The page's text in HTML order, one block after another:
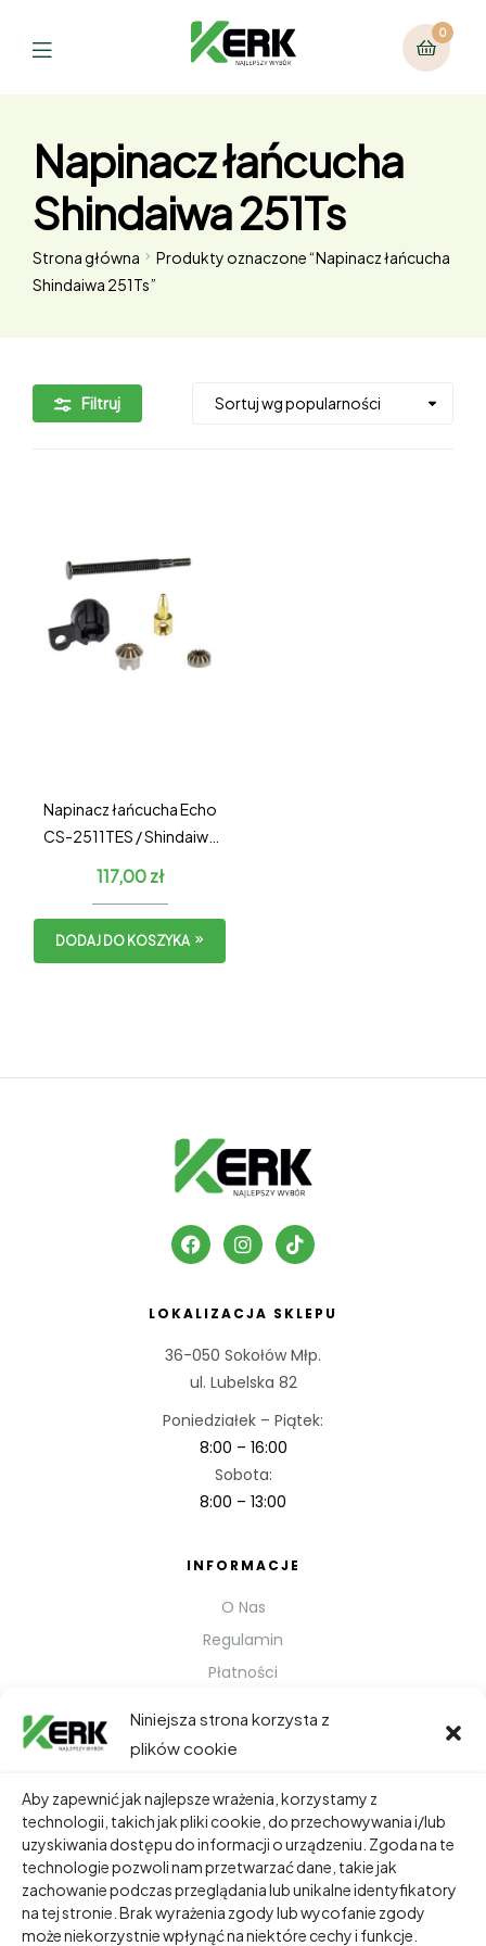
Niniejsza strona korzysta z
plików cookie
Aby zapewnić jak najlepsze wrażenia, korzystamy z
technologii, takich jak pliki cookie, do przechowywania i/lub
uzyskiwania dostępu do informacji o urządzeniu. Zgoda na te
technologie pozwoli nam przetwarzać dane, takie jak
zachowanie podczas przeglądania lub unikalne identyfikatory
na tej stronie. Brak wyrażenia zgody lub wycofanie zgody
może niekorzystnie wpłynąć na niektóre cechy i funkcje.
0
Napinacz łańcucha
Shindaiwa 251Ts
Strona główna
Produkty oznaczone “Napinacz łańcucha
Shindaiwa 251Ts”
Filtruj
Napinacz łańcucha Echo
CS-2511TES / Shindaiwa
117,00zł
DODAJ DO KOSZYKA
LOKALIZACJA SKLEPU
36-050 Sokołów Młp.
ul. Lubelska 82
Poniedziałek – Piątek:
8:00 – 16:00
Sobota:
8:00 – 13:00
INFORMACJE
O Nas
Regulamin
Płatności
TWOJE KONTO
Dane Osobowe
Zamówienia
Adresy